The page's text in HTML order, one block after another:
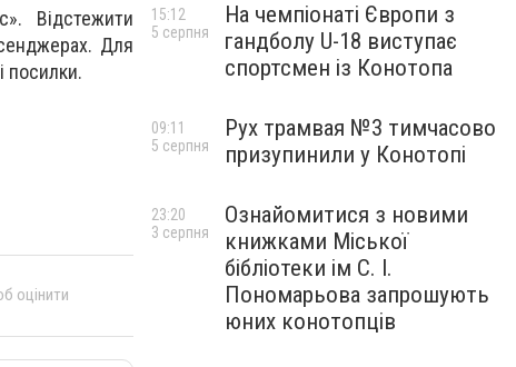
Відстежити
Для
посилки.
оцінити
На чемпіонаті Європи з
гандболу U-18 виступає
спортсмен із Конотопа
15:12
5 серпня
Рух трамвая №3 тимчасово
призупинили у Конотопі
09:11
5 серпня
Ознайомитися з новими
книжками Міської
бібліотеки ім С. І.
Пономарьова запрошують
юних конотопців
23:20
3 серпня